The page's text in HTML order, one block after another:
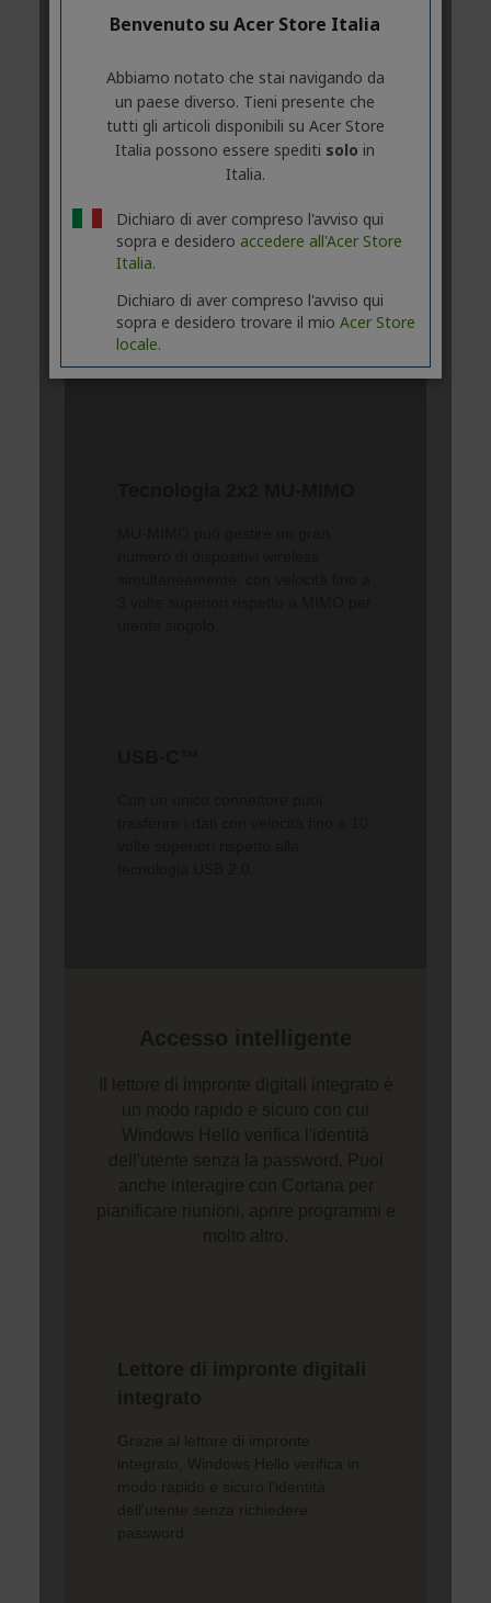
Benvenuto su Acer Store Italia
Abbiamo notato che stai navigando da
un paese diverso. Tieni presente che
tutti gli articoli disponibili su Acer Store
Italia possono essere spediti solo in
Italia.
Dichiaro di aver compreso l'avviso qui
sopra e desidero accedere all'Acer Store
Italia.
Dichiaro di aver compreso l'avviso qui
sopra e desidero trovare il mio Acer Store
locale.